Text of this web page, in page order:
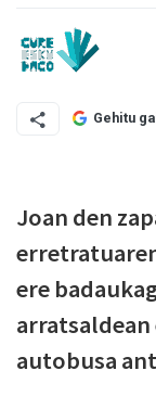
Gehitu
Joan den
ere
autobusa